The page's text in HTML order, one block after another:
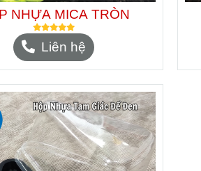
NHỰA MICA TRÒN
Liên hệ